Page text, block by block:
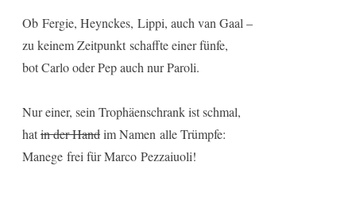
Ob Fergie, Heynckes, Lippi, auch van Gaal –
zu keinem Zeitpunkt schaffte einer fünfe,
bot Carlo oder Pep auch nur Paroli.
Nur einer, sein Trophäenschrank ist schmal,
hatin der Handim Namen alle Trümpfe:
Manege frei für Marco Pezzaiuoli!